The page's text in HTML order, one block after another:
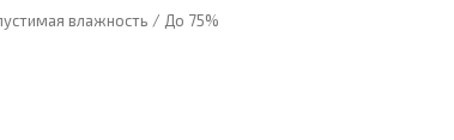
влажность / До 75%